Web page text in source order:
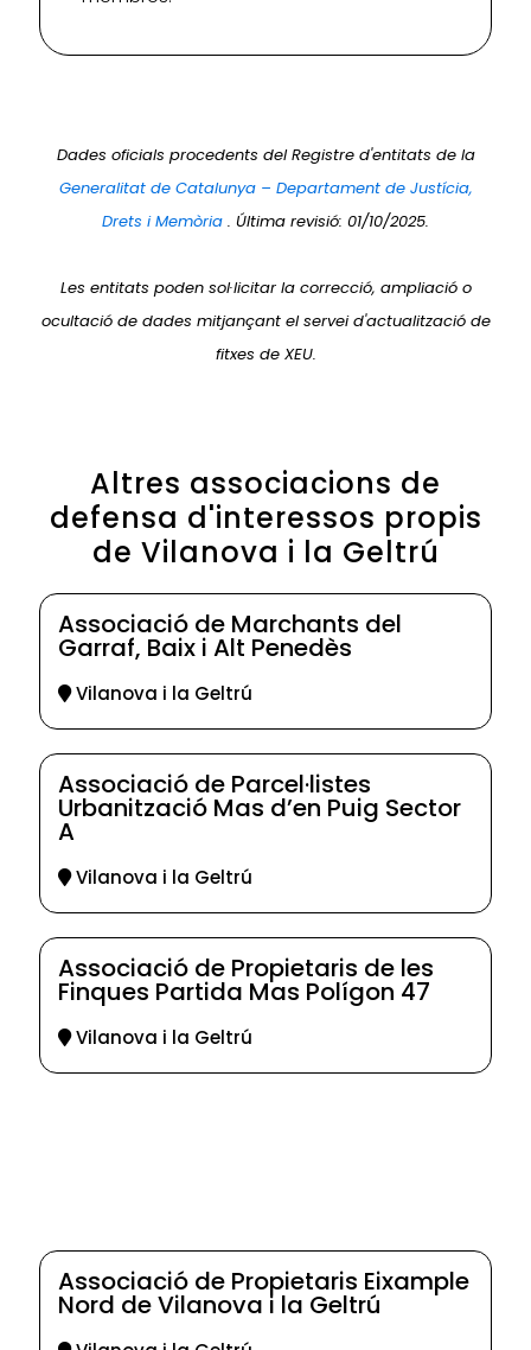
Dades oficials procedents del Registre d'entitats de la
Generalitat de Catalunya – Departament de Justícia,
Drets i Memòria . Última revisió: 01/10/2025.
Les entitats poden sol·licitar la correcció, ampliació o
ocultació de dades mitjançant el servei d'actualització de
fitxes de XEU.
Altres associacions de
defensa d'interessos propis
de Vilanova i la Geltrú
Associació de Marchants del
Garraf, Baix i Alt Penedès
Vilanova i la Geltrú
Associació de Parcel·listes
Urbanització Mas d’en Puig Sector
A
Vilanova i la Geltrú
Associació de Propietaris de les
Finques Partida Mas Polígon 47
Vilanova i la Geltrú
Associació de Propietaris Eixample
Nord de Vilanova i la Geltrú